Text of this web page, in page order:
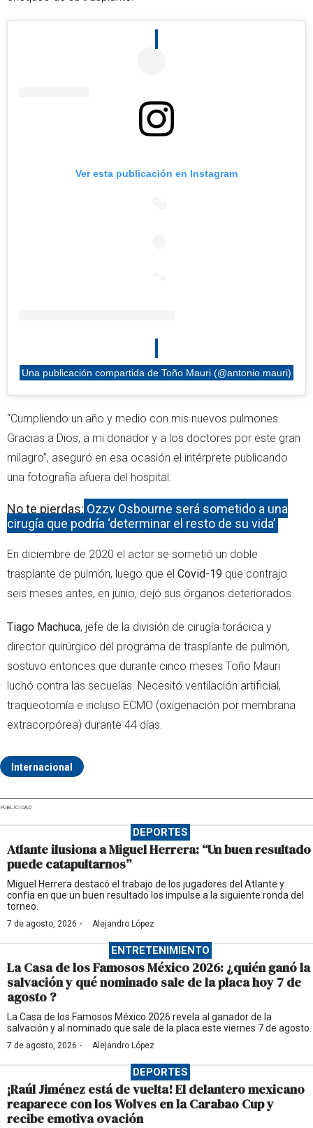
Ver esta publicación en Instagram
Una publicación compartida de Toño Mauri (@antonio.mauri)
“Cumpliendo un año y medio con mis nuevos pulmones.
Gracias a Dios, a mi donador y a los doctores por este gran
milagro”, aseguró en esa ocasión el intérprete publicando
una fotografía afuera del hospital.
No te pierdas: Ozzy Osbourne será sometido a una
cirugía que podría ‘determinar el resto de su vida’
En diciembre de 2020 el actor se sometió un doble
trasplante de pulmón, luego que el Covid-19 que contrajo
seis meses antes, en junio, dejó sus órganos deteriorados.
Tiago Machuca, jefe de la división de cirugía torácica y
director quirúrgico del programa de trasplante de pulmón,
sostuvo entonces que durante cinco meses Toño Mauri
luchó contra las secuelas. Necesitó ventilación artificial,
traqueotomía e incluso ECMO (oxigenación por membrana
extracorpórea) durante 44 días.
Internacional
PUBLICIDAD
DEPORTES
Atlante ilusiona a Miguel Herrera: “Un buen resultado
puede catapultarnos”
Miguel Herrera destacó el trabajo de los jugadores del Atlante y
confía en que un buen resultado los impulse a la siguiente ronda del
torneo.
7 de agosto, 2026 · Alejandro López
ENTRETENIMIENTO
La Casa de los Famosos México 2026: ¿quién ganó la
salvación y qué nominado sale de la placa hoy 7 de
agosto ?
La Casa de los Famosos México 2026 revela al ganador de la
salvación y al nominado que sale de la placa este viernes 7 de agosto.
7 de agosto, 2026 · Alejandro López
DEPORTES
¡Raúl Jiménez está de vuelta! El delantero mexicano
reaparece con los Wolves en la Carabao Cup y
recibe emotiva ovación